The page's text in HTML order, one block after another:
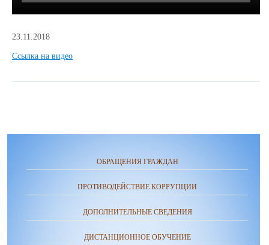
23.11.2018
Ccылка на видео
ОБРАЩЕНИЯ ГРАЖДАН
ПРОТИВОДЕЙСТВИЕ КОРРУПЦИИ
ДОПОЛНИТЕЛЬНЫЕ СВЕДЕНИЯ
ДИСТАНЦИОННОЕ ОБУЧЕНИЕ